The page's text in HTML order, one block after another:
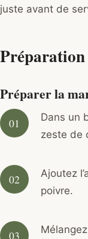
juste avant de
Préparation
Préparer la
Dans un
zeste de
Ajoutez
poivre.